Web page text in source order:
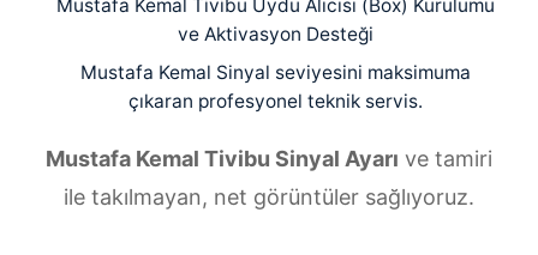
Mustafa Kemal Tivibu Uydu Alıcısı (Box) Kurulumu
ve Aktivasyon Desteği
Mustafa Kemal Sinyal seviyesini maksimuma
çıkaran profesyonel teknik servis.
Mustafa Kemal Tivibu Sinyal Ayarı ve tamiri
ile takılmayan, net görüntüler sağlıyoruz.